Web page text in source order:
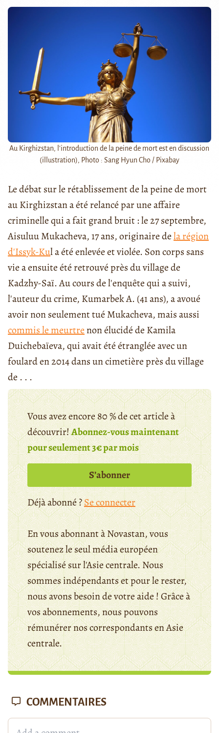
Au Kirghizstan, l'introduction de la peine de mort est en discussion
(illustration), Photo : Sang Hyun Cho / Pixabay
Le débat sur le rétablissement de la peine de mort
au Kirghizstan a été relancé par une affaire
criminelle qui a fait grand bruit : le 27 septembre,
Aisuluu Mukacheva, 17 ans, originaire dela région
d'Issyk-Kul a été enlevée et violée. Son corps sans
vie a ensuite été retrouvé près du village de
Kadzhy-Saï. Au cours de l'enquête qui a suivi,
l'auteur du crime, Kumarbek A. (41 ans), a avoué
avoir non seulement tué Mukacheva, mais aussi
commis le meurtrenon élucidé de Kamila
Duichebaïeva, qui avait été étranglée avec un
foulard en 2014 dans un cimetière près du village
de . . .
Vous avez encore 80 % de cet article à
découvrir!Abonnez-vous maintenant
pour seulement 3€ par mois
S’abonner
Déjà abonné ?Se connecter
En vous abonnant à Novastan, vous
soutenez le seul média européen
spécialisé sur l'Asie centrale. Nous
sommes indépendants et pour le rester,
nous avons besoin de votre aide ! Grâce à
vos abonnements, nous pouvons
rémunérer nos correspondants en Asie
centrale.
COMMENTAIRES